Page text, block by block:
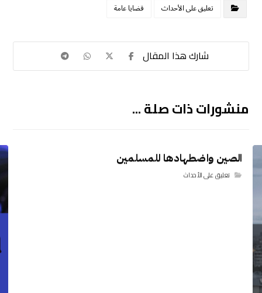
تعليق على الأحداث
قضايا عامة
منشورات ذات صلة ...
الصين واضطهادها للمسلمين
تعليق على الأحداث